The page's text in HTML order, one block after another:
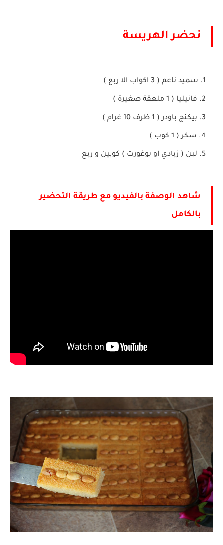
نحضر الهريسة
سميد ناعم ( 3 اكواب الا ربع )
فانيليا ( 1 ملعقة صغيرة )
بيكنج باودر ( 1 ظرف 10 غرام )
سكر ( 1 كوب )
لبن ( زبادي او يوغورت ) كوبين و ربع
شاهد الوصفة بالفيديو مع طريقة التحضير
بالكامل